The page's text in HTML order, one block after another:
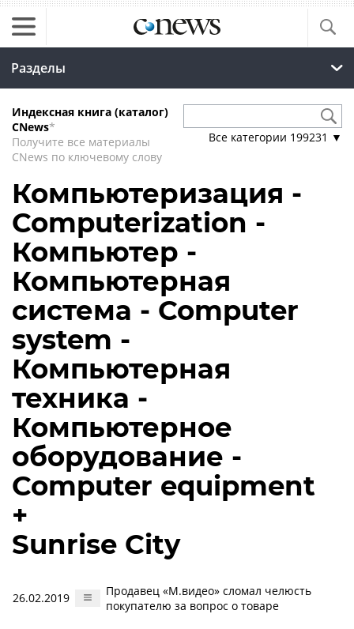
Разделы
Индексная книга (каталог)
CNews*
Получите все материалы
CNews по ключевому слову
Все категории 199231 ▼
Компьютеризация -
Computerization -
Компьютер -
Компьютерная
система - Computer
system -
Компьютерная
техника -
Компьютерное
оборудование -
Computer equipment
+
Sunrise City
26.02.2019
Продавец «М.видео» сломал челюсть
покупателю за вопрос о товаре